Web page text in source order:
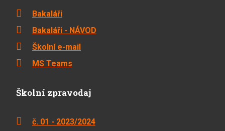
Bakaláři
Bakaláři - NÁVOD
Školní e-mail
MS Teams
Školní zpravodaj
č. 01 - 2023/2024